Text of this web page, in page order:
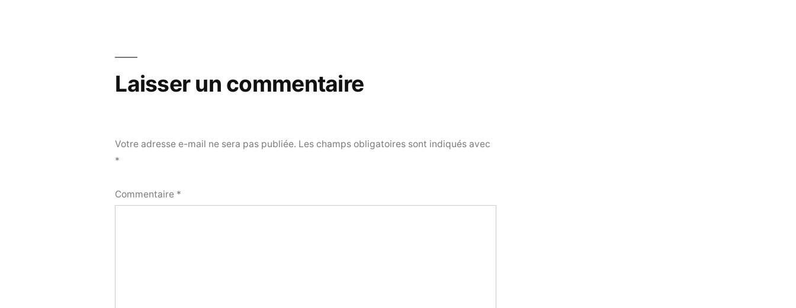
Laisser un commentaire
Votre adresse e-mail ne sera pas publiée. Les champs obligatoires sont indiqués avec
*
Commentaire *